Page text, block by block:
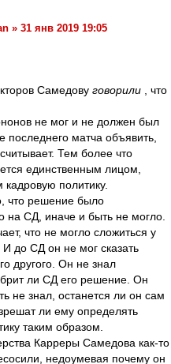
» 31 янв 2019 19:05
Самедову говорили
, что
не мог и не должен был
последнего матча объявить,
Тем более что
единственным лицом,
политику.
что решение было
на СД, иначе и быть не могло.
что не могло сложиться у
до СД он не мог сказать
другого. Он не знал
ли СД его решение. Он
не знал, останется ли он сам
ли ему определять
таким образом.
Карреры Самедова как-то
недоумевая почему он